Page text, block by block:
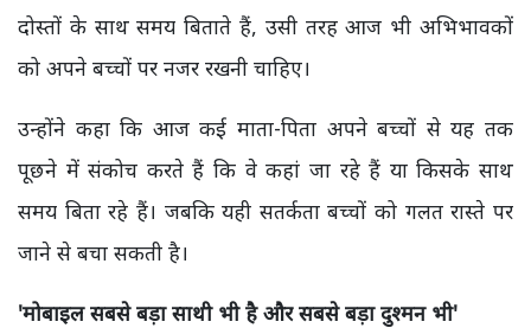
दोस्तों के साथ समय बिताते हैं, उसी तरह आज भी अभिभावकों
को अपने बच्चों पर नजर रखनी चाहिए।
उन्होंने कहा कि आज कई माता-पिता अपने बच्चों से यह तक
पूछने में संकोच करते हैं कि वे कहां जा रहे हैं या किसके साथ
समय बिता रहे हैं। जबकि यही सतर्कता बच्चों को गलत रास्ते पर
जाने से बचा सकती है।
'मोबाइल सबसे बड़ा साथी भी है और सबसे बड़ा दुश्मन भी'